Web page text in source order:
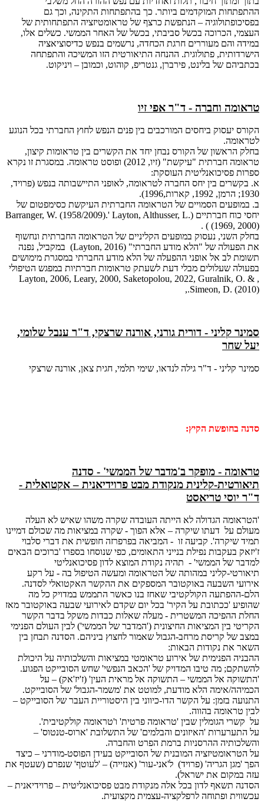
ההתפתחות המוקדמים ביותר. כך בהתפתחות התקינה, וכך גם
בפסיכופתולוגיה – הנתפשת כרצף של טראומטיזציה התפתחותית של
העצמי, הכרוכה בכשל סביבתי, בכשל של האחר הממשי. כשלים אלו,
במידה והם מעוררים חרגת הכחדה, נרשמים בנפש כדיסוציאציה
הישרדותית, פתולוגית. ההנחה התיאורטית הזו המשיכה והתפתחה
בכתביהם של בלינט, פירברן, גנטריפ, קוהוט, וכמובן – ויניקוט.
טראומה וחברה - ד"ר אפי זיו
הקורס יעסוק ביחסים המורכבים בין פנים הנפש לחוץ החברתי בכל הנוגע
לטראומה.
בחלק הראשון של הקורס נבחן יחד את הקשרים בין טראומות קיצון,
טראומה חברתית "עיקשת" (זיו, 2012) ופוסט טראומה. במסגרת זו נקרא
ספרות פסיכואנליטית העוסקת:
א. בקשרים בין יחס החברה לטראומה, לאופני התיישבותה בנפש (פרויד,
1930; הרמן, 1992, קארות,1996).
ב. במופעים הסמויים של הטראומה החברתית העיקשת כסימפטום של
יחסי כוח חברתיים (Barranger, W. (1958/2009).' Layton, Althusser, L.
(1969, 2000) ) .
בחלק השני, נעסוק במופעים הקליניים של הטראומה החברתית ונחשוף
את הפעולה של "הלא מודע החברתי" (Layton, 2016) במקביל, נפנה
תשומת לב אל אופני ההפעלה של הלא מודע החברתי במסגרת מימושים
בפעולה שעלולים מבלי דעת לשעתק טראומות חברתיות במפגש הטיפולי
, Layton, 2006, Leary, 2000, Saketopolou, 2022, Guralnik, O. &
Simeon, D. (2010).,
סמינר קליני - דורית גורני, אורנה שרצקי, ד"ר ענבל שלומי,
יעל שחר
סמינר קליני - ד"ר גילה לנדאו, שימי תלמי, חגית צאן, אורנה שרצקי
סדנה בחופשת הקיץ:
טראומה - מופקר ב'מדבר של הממשי' - סדנה
תיאורטית-קלינית מנקודת מבט פרוידיאנית – אקטואלית -
ד"ר יוסי טריאסט
'הטראומה הגדולה לא הייתה העובדה שקרה משהו שאיש לא העלה
מעולם על דעתו שיקרה – אלא הפוך - שקרה במציאות מה שכולם דמיינו
תמיד שיקרה'. קביעה זו - המביאה בפרפרזה חופשית את דברי סלבוי
ז'יזאק בעקבות נפילת בנייני התאומים, כפי שנוסחו בספרו 'ברוכים הבאים
למדבר של הממשי' - תהיה נקודת המוצא לדון פסיכואנליטי
תיאורטי-קליני במהותה של הטראומה ומעשה הטיפול בה - על רקע
אירועי השבעה באוקטובר המספקים את ההקשר האקטואלי לסדנה.
הלם-ההפתעה הקולקטיבי שאחז בנו כאשר התממש במדויק כל מה
שהופיע 'ככתובת על הקיר' בכל יום שקדם לאירועי שבעה באוקטובר מאז
החלת ההפיכה המשטרית - מעלה שאלות כבדות משקל בדבר הקשר
הקריטי בין המציאות החיצונית ('המדבר של הממשי') לבין העולם הפנימי
במצב של קריסת מרחב-הגבול שאמור לחצוץ ביניהם. הסדנה תבחן בין
השאר את נקודות הבאות:
ההבניה הפנימית של אירוע טראומטי במציאות והשלכותיה על היכולת
להשתקם; מה טיבו המדויק של 'הכאב הנפשי' שחש הסובייקט הפגוע.
'התשוקה אל הממשי – התשוקה אל מראית העין' (ז'יז'אק) – על
הכמיהה/אימה הלא מודעת, למוטט את 'משמר-הגבול' של הסובייקט.
התנועה בזמן: על הקשר הדו-כיווני בין היסטוריית העבר של הסובייקט –
לבין טראומה בהווה.
על קשרי הגומלין שבין 'טראומה פרטית' ו'טראומה קולקטיבית'.
על התערערות 'האיזונים והבלמים' של התשלובת 'ארוס-טנטוס' –
והשלכותיה ההרסניות ברמת הפרט והחברה.
על הטראומטיזציה המובנית של הסובייקט בעידן הפוסט-מודרני – כיצד
הפך 'מגן הגריה' (פרויד) ל'אני-עור' (אנזייה) – 'לעוטף' שנפרם (שעטף את
עזה במקום את ישראל).
הסדנה תשאף לדון בכל אלה מנקודת מבט פסיכואנליטית – פרוידיאנית –
עכשווית ופתוחה לרפלקציה-עצמית מקצועית.